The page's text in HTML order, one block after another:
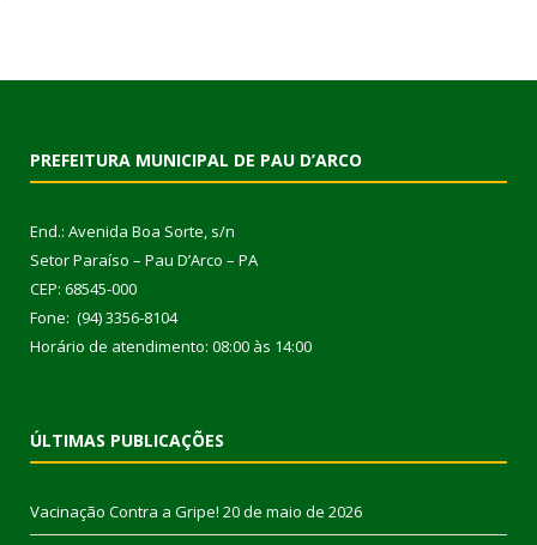
PREFEITURA MUNICIPAL DE PAU D’ARCO
End.: Avenida Boa Sorte, s/n
Setor Paraíso – Pau D’Arco – PA
CEP: 68545-000
Fone: (94) 3356-8104
Horário de atendimento: 08:00 às 14:00
ÚLTIMAS PUBLICAÇÕES
Vacinação Contra a Gripe! 20 de maio de 2026